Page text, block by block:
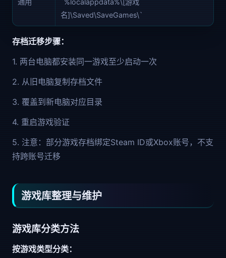
通用
`%localappdata%\[游戏
名]\Saved\SaveGames\`
存档迁移步骤：
1. 两台电脑都安装同一游戏至少启动一次
2. 从旧电脑复制存档文件
3. 覆盖到新电脑对应目录
4. 重启游戏验证
5. 注意：部分游戏存档绑定Steam ID或Xbox账号，不支
持跨账号迁移
游戏库整理与维护
游戏库分类方法
按游戏类型分类：